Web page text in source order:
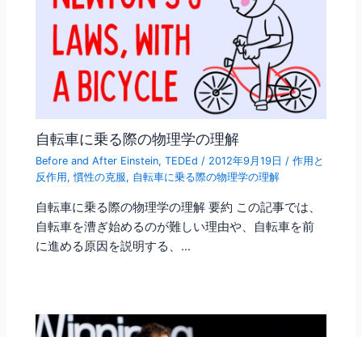
自転車に乗る際の物理学の理解
Before and After Einstein,TEDEd / 2012年9月19日/作用と
反作用 ,慣性の克服, 自転車に乗る際の物理学の理解
自転車に乗る際の物理学の理解 要約 この記事では、
自転車を漕ぎ始めるのが難しい理由や、自転車を前
に進める原因を説明する、…